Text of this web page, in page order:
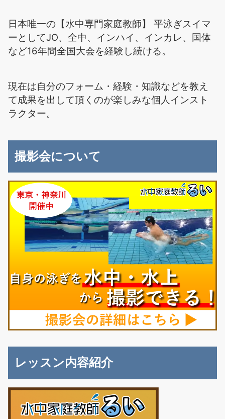
日本唯一の【水中専門家庭教師】 平泳ぎスイマ
ーとしてJO、全中、インハイ、インカレ、国体
など16年間全国大会を経験し続ける。
現在は自分のフォーム・経験・知識などを教え
て成果を出して頂くのが楽しみな個人インスト
ラクター。
撮影会について
レッスン内容紹介